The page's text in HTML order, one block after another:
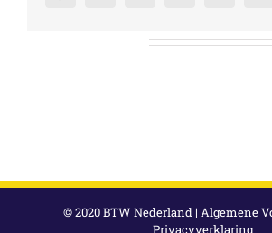
© 2020 BTW Nederland | Algemene
Privacyverklaring